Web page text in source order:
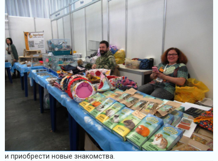
и приобрести новые знакомства.